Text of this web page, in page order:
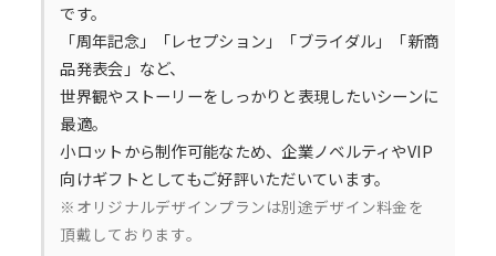
です。
「周年記念」「レセプション」「ブライダル」「新商
品発表会」など、
世界観やストーリーをしっかりと表現したいシーンに
最適。
小ロットから制作可能なため、企業ノベルティやVIP
向けギフトとしてもご好評いただいています。
※オリジナルデザインプランは別途デザイン料金を
頂戴しております。